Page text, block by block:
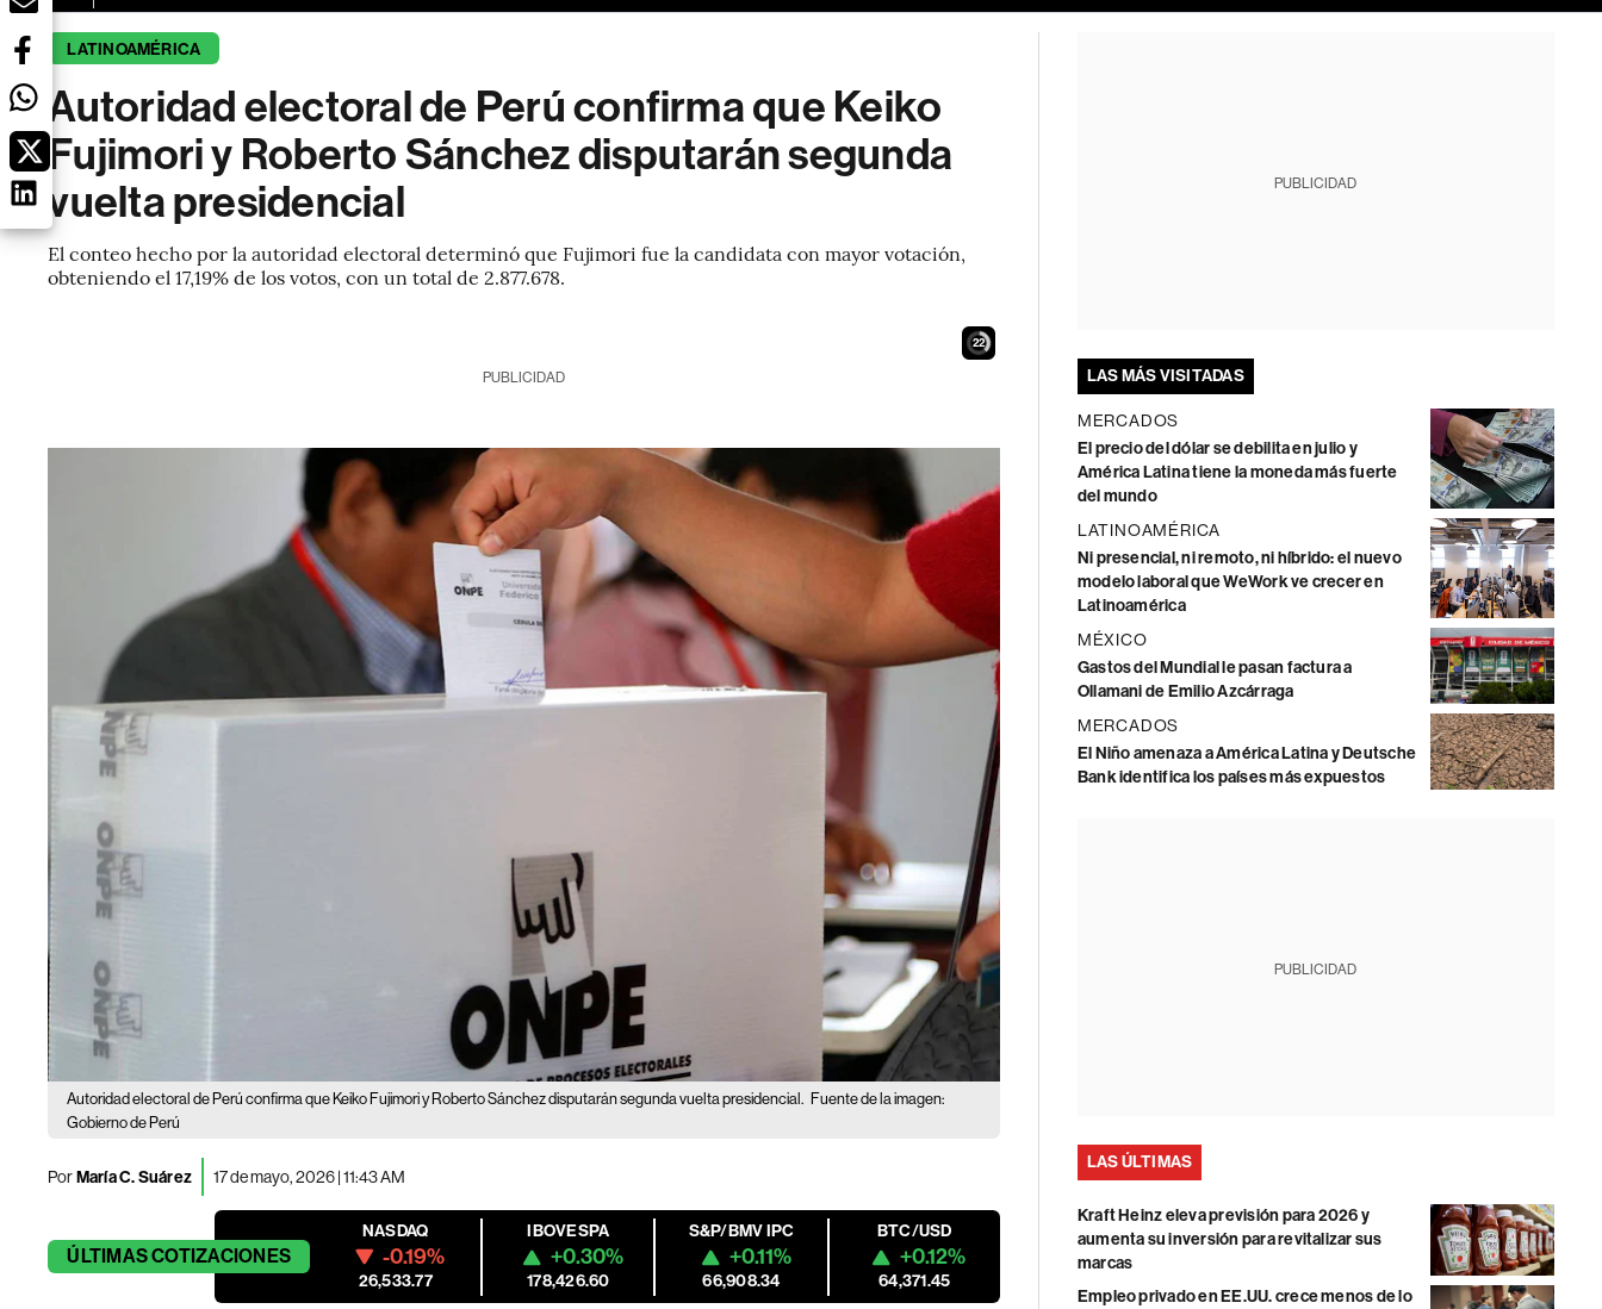
LATINOAMÉRICA
Autoridad electoral de Perú confirma que Keiko
Fujimori y Roberto Sánchez disputarán segunda
vuelta presidencial
El conteo hecho por la autoridad electoral determinó que Fujimori fue la candidata con mayor votación,
obteniendo el 17,19% de los votos, con un total de 2.877.678.
21
PUBLICIDAD
Autoridad electoral de Perú confirma que Keiko Fujimori y Roberto Sánchez disputarán segunda vuelta presidencial. Fuente de la imagen:
Gobierno de Perú
PorMaría C. Suárez 17 de mayo, 2026 | 11:43 AM
ÚLTIMASCOTIZACIONES
NASDAQ
-0.19%
26,533.77
IBOVESPA
+0.30%
178,426.60
S&P/BMV IPC
+0.11%
66,908.34
BTC/USD
+0.12%
64,371.45
PUBLICIDAD
LAS MÁS VISITADAS
MERCADOS
El precio del dólar se debilita en julio y
América Latina tiene la moneda más fuerte
del mundo
LATINOAMÉRICA
Ni presencial, ni remoto, ni híbrido: el nuevo
modelo laboral que WeWork ve crecer en
Latinoamérica
MÉXICO
Gastos del Mundial le pasan factura a
Ollamani de Emilio Azcárraga
MERCADOS
El Niño amenaza a América Latina y Deutsche
Bank identifica los países más expuestos
PUBLICIDAD
LAS ÚLTIMAS
Kraft Heinz eleva previsión para 2026 y
aumenta su inversión para revitalizar sus
marcas
Empleo privado en EE.UU. crece menos de lo